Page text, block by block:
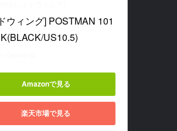
ウィング] POSTMAN 101
US10.5)
Amazonで見る
楽天市場で見る